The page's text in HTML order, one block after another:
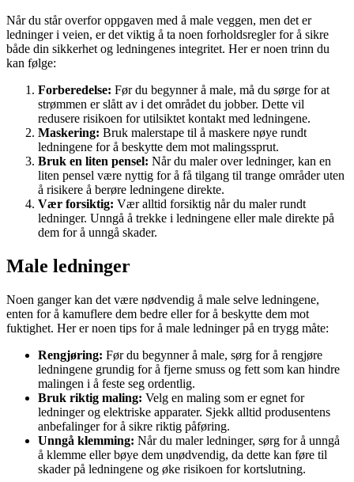
Når du står overfor oppgaven med å male veggen, men det er
ledninger i veien, er det viktig å ta noen forholdsregler for å sikre
både din sikkerhet og ledningenes integritet. Her er noen trinn du
kan følge:
Forberedelse: Før du begynner å male, må du sørge for at
strømmen er slått av i det området du jobber. Dette vil
redusere risikoen for utilsiktet kontakt med ledningene.
Maskering: Bruk malerstape til å maskere nøye rundt
ledningene for å beskytte dem mot malingssprut.
Bruk en liten pensel: Når du maler over ledninger, kan en
liten pensel være nyttig for å få tilgang til trange områder uten
å risikere å berøre ledningene direkte.
Vær forsiktig: Vær alltid forsiktig når du maler rundt
ledninger. Unngå å trekke i ledningene eller male direkte på
dem for å unngå skader.
Male ledninger
Noen ganger kan det være nødvendig å male selve ledningene,
enten for å kamuflere dem bedre eller for å beskytte dem mot
fuktighet. Her er noen tips for å male ledninger på en trygg måte:
Rengjøring: Før du begynner å male, sørg for å rengjøre
ledningene grundig for å fjerne smuss og fett som kan hindre
malingen i å feste seg ordentlig.
Bruk riktig maling: Velg en maling som er egnet for
ledninger og elektriske apparater. Sjekk alltid produsentens
anbefalinger for å sikre riktig påføring.
Unngå klemming: Når du maler ledninger, sørg for å unngå
å klemme eller bøye dem unødvendig, da dette kan føre til
skader på ledningene og øke risikoen for kortslutning.